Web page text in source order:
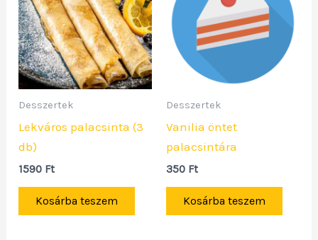
Desszertek
Lekváros palacsinta (3
db)
1590 Ft
Kosárba teszem
Desszertek
Vanilia öntet
palacsintára
350 Ft
Kosárba teszem